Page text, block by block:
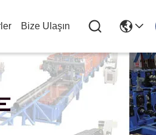
Bize Ulaşın